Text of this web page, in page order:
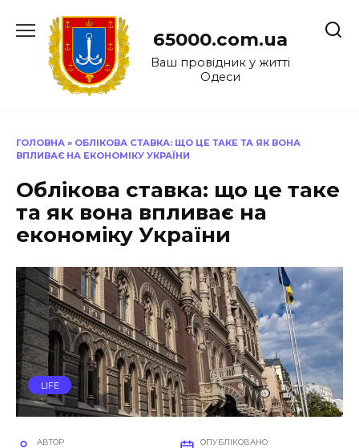
до
65000.com.ua
Ваш провідник у житті
Одеси
ГОЛОВНА » ОБЛІКОВА СТАВКА: ЩО ЦЕ ТАКЕ ТА ЯК ВОНА
ВПЛИВАЄ НА ЕКОНОМІКУ УКРАЇНИ
Облікова ставка: що це таке
та як вона впливає на
економіку України
LIFE
АВТОР ОПУБЛІКОВАНО